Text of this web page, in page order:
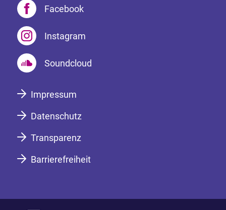
Facebook
Instagram
Soundcloud
Impressum
Datenschutz
Transparenz
Barrierefreiheit